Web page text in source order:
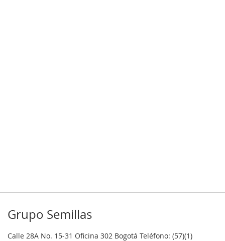
Grupo Semillas
Calle 28A No. 15-31 Oficina 302 Bogotá Teléfono: (57)(1)